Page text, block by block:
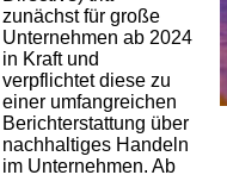
zunächst für große
Unternehmen ab 2024
in Kraft und
verpflichtet diese zu
einer umfangreichen
Berichterstattung über
nachhaltiges Handeln
im Unternehmen. Ab